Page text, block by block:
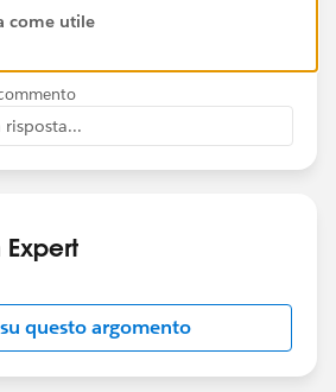
come utile
risposta...
questo argomento